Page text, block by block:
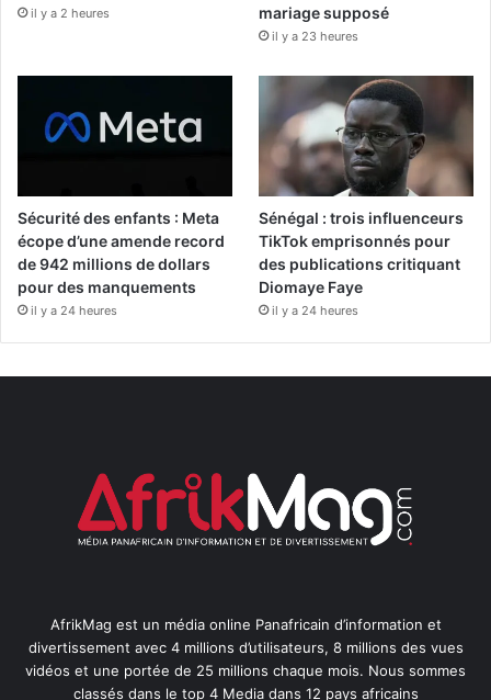
il y a 2 heures
mariage supposé
il y a 23 heures
Sécurité des enfants : Meta
écope d’une amende record
de 942 millions de dollars
pour des manquements
il y a 24 heures
Sénégal : trois influenceurs
TikTok emprisonnés pour
des publications critiquant
Diomaye Faye
il y a 24 heures
AfrikMag est un média online Panafricain d’information et
divertissement avec 4 millions d’utilisateurs, 8 millions des vues
vidéos et une portée de 25 millions chaque mois. Nous sommes
classés dans le top 4 Media dans 12 pays africains